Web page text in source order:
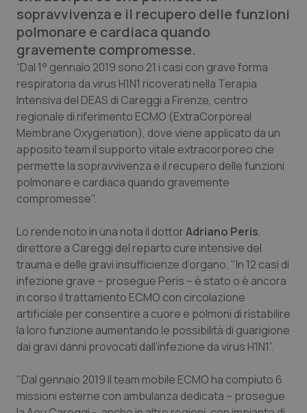
Basilicata
Calabria
Campania
Emilia-Romagna
Friuli Venezia Giulia
Liguria
Lombardia
Marche
Molise
Piemonte
Artrite & artrosi
Asma & BPCO
Car-T
Colesterolo & coronaropatie
Dermatite Atopica
Disturbi dell’umore
Dolore
Donna & Salute
Epatiti
HIV
QS Club Newsletter
sopravvivenza e il recupero delle funzioni
polmonare e cardiaca quando
gravemente compromesse.
“Dal 1° gennaio 2019 sono 21 i casi con grave forma
respiratoria da virus H1N1 ricoverati nella Terapia
Intensiva del DEAS di Careggi a Firenze, centro
regionale di riferimento ECMO (ExtraCorporeal
Membrane Oxygenation), dove viene applicato da un
apposito team il supporto vitale extracorporeo che
permette la sopravvivenza e il recupero delle funzioni
polmonare e cardiaca quando gravemente
compromesse".
Lo rende noto in una nota il dottorAdriano Peris,
direttore a Careggi del reparto cure intensive del
trauma e delle gravi insufficienze d’organo. "In 12 casi di
infezione grave – prosegue Peris – è stato o è ancora
in corso il trattamento ECMO con circolazione
artificiale per consentire a cuore e polmoni di ristabilire
la loro funzione aumentando le possibilità di guarigione
dai gravi danni provocati dall’infezione da virus H1N1”.
"Dal gennaio 2019 Il team mobile ECMO ha compiuto 6
missioni esterne con ambulanza dedicata – prosegue